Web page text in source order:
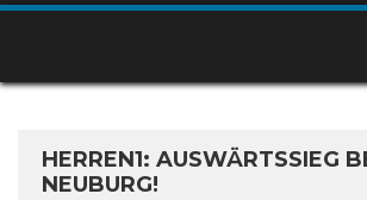
HERREN1: AUSWÄRTSSIEG
NEUBURG!